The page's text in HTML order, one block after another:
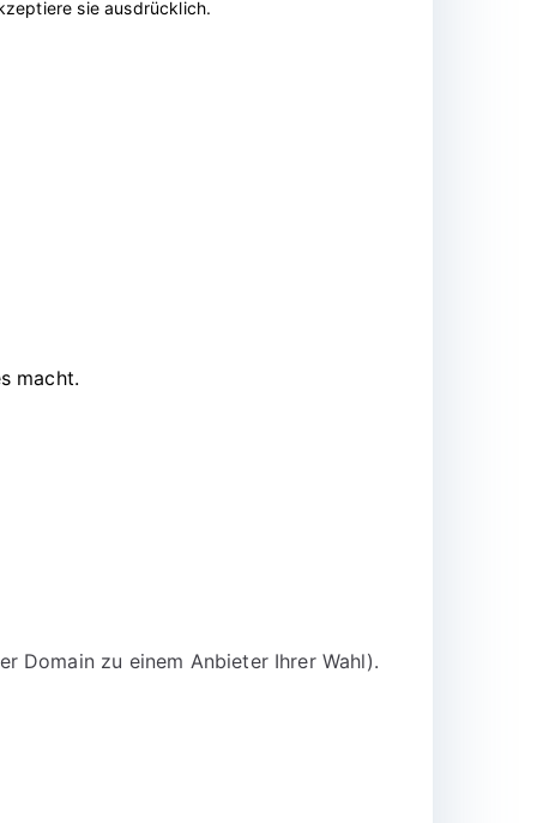
sie ausdrücklich.
macht.
Domain zu einem Anbieter Ihrer Wahl).